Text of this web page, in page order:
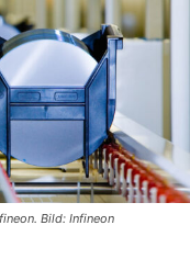
Bild: Infineon